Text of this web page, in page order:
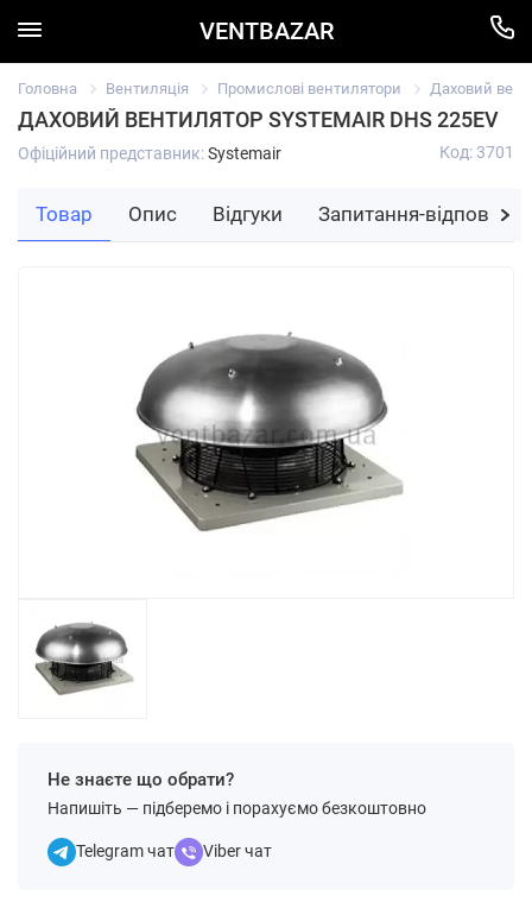
VENTBAZAR
Головна Вентиляція Промислові вентилятори Даховий
ДАХОВИЙ ВЕНТИЛЯТОР SYSTEMAIR DHS 225EV
Офіційний представник:Systemair Код: 3701
Не знаєте що обрати?
Напишіть — підберемо і порахуємо безкоштовно
Telegram чат Viber чат
Товар Опис Відгуки Запитання-відповідь